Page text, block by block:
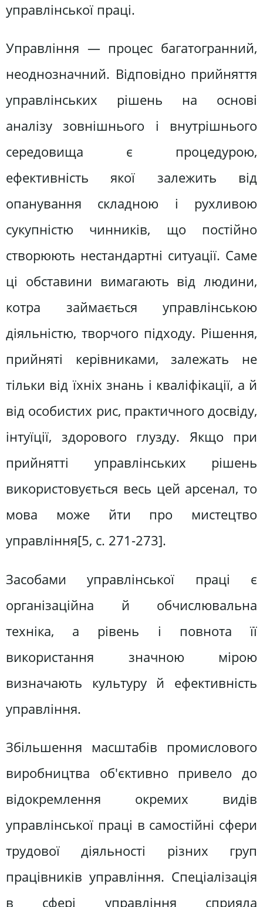
управлінської праці.
Управління — процес багатогранний,
неоднозначний. Відповідно прийняття
управлінських рішень на основі
аналізу зовнішнього і внутрішнього
середовища є процедурою,
ефективність якої залежить від
опанування складною і рухливою
сукупністю чинників, що постійно
створюють нестандартні ситуації. Саме
ці обставини вимагають від людини,
котра займається управлінською
діяльністю, творчого підходу. Рішення,
прийняті керівниками, залежать не
тільки від їхніх знань і кваліфікації, а й
від особистих рис, практичного досвіду,
інтуїції, здорового глузду. Якщо при
прийнятті управлінських рішень
використовується весь цей арсенал, то
мова може йти про мистецтво
управління[5, c. 271-273].
Засобами управлінської праці є
організаційна й обчислювальна
техніка, а рівень і повнота її
використання значною мірою
визначають культуру й ефективність
управління.
Збільшення масштабів промислового
виробництва об'єктивно привело до
відокремлення окремих видів
управлінської праці в самостійні сфери
трудової діяльності різних груп
працівників управління. Спеціалізація
в сфері управління сприяла